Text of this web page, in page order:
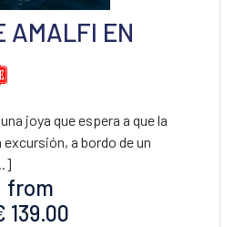
AMALFI EN
joya que espera a que la
a bordo de un
from
139.00